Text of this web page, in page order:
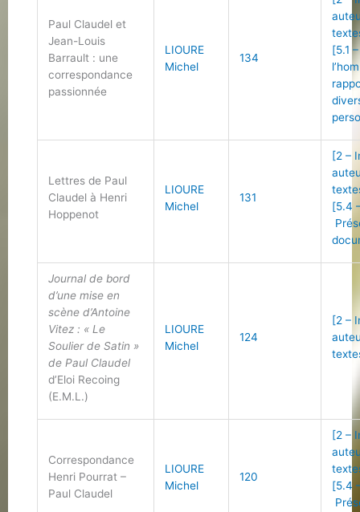
Paul Claudel et
Jean-Louis
Barrault : une
correspondance
passionnée
LIOURE
Michel
134
[5.1
Lettres de Paul
Claudel à Henri
Hoppenot
LIOURE
Michel
131
[2 –
[5.4
Journal de bord
d’une mise en
scène d’Antoine
Vitez : « Le
Soulier de Satin »
de Paul Claudel
d’Eloi Recoing
(E.M.L.)
LIOURE
Michel
124
[2 –
Correspondance
Henri Pourrat –
Paul Claudel
LIOURE
Michel
120
[2 –
[5.4